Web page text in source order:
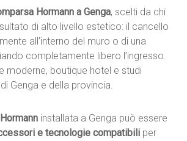
Hormann a Genga, scelti da chi
di alto livello estetico: il cancello
all’interno del muro o di una
completamente libero l’ingresso.
moderne, boutique hotel e studi
Genga e della provincia.
installata a Genga può essere
e tecnologie compatibili per